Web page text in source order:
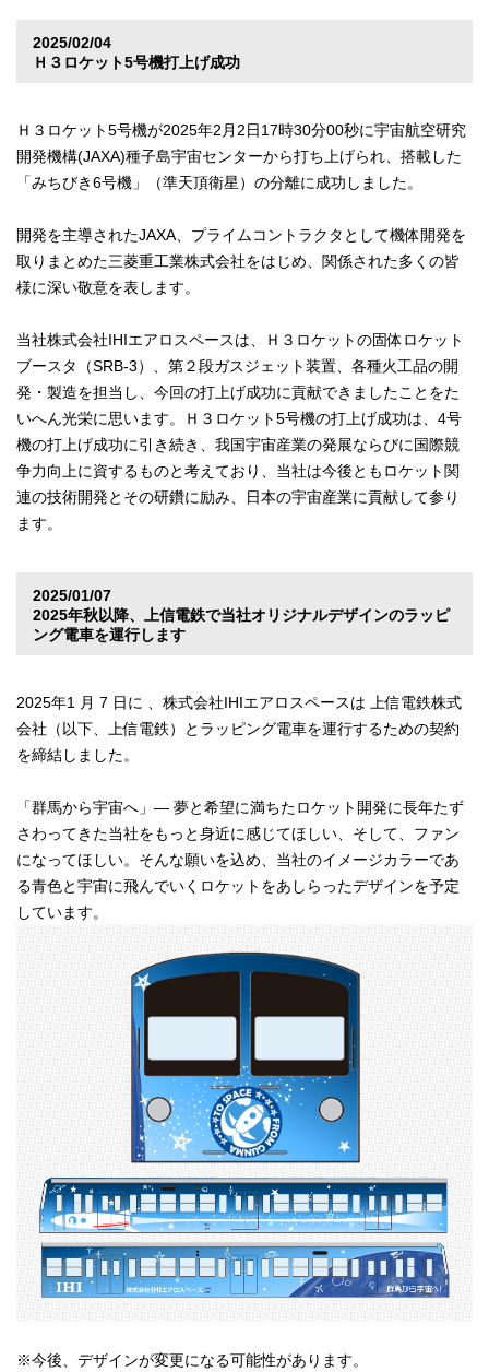
2025/02/04
Ｈ３ロケット5号機打上げ成功
Ｈ３ロケット5号機が2025年2月2日17時30分00秒に宇宙航空研究
開発機構(JAXA)種子島宇宙センターから打ち上げられ、搭載した
「みちびき6号機」（準天頂衛星）の分離に成功しました。
開発を主導されたJAXA、プライムコントラクタとして機体開発を
取りまとめた三菱重工業株式会社をはじめ、関係された多くの皆
様に深い敬意を表します。
当社株式会社IHIエアロスペースは、Ｈ３ロケットの固体ロケット
ブースタ（SRB-3）、第２段ガスジェット装置、各種火工品の開
発・製造を担当し、今回の打上げ成功に貢献できましたことをた
いへん光栄に思います。Ｈ３ロケット5号機の打上げ成功は、4号
機の打上げ成功に引き続き、我国宇宙産業の発展ならびに国際競
争力向上に資するものと考えており、当社は今後ともロケット関
連の技術開発とその研鑽に励み、日本の宇宙産業に貢献して参り
ます。
2025/01/07
2025年秋以降、上信電鉄で当社オリジナルデザインのラッピ
ング電車を運行します
2025年1 月 7 日に 、株式会社IHIエアロスペースは 上信電鉄株式
会社（以下、上信電鉄）とラッピング電車を運行するための契約
を締結しました。
「群馬から宇宙へ」― 夢と希望に満ちたロケット開発に長年たず
さわってきた当社をもっと身近に感じてほしい、そして、ファン
になってほしい。そんな願いを込め、当社のイメージカラーであ
る青色と宇宙に飛んでいくロケットをあしらったデザインを予定
しています。
※今後、デザインが変更になる可能性があります。